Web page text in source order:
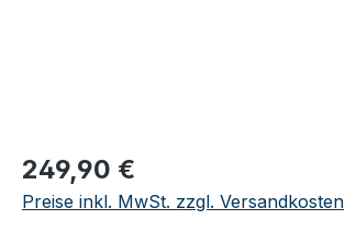
Regulärer Preis:
249,90 €
Preise inkl. MwSt. zzgl. Versandkosten